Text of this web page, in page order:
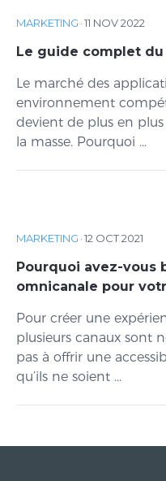
MARKETING ·11 NOV 2022
Le guide complet
Le marché des
environnement
devient de plus en
la masse. Pourquoi ...
MARKETING ·12 OCT 2021
Pourquoi avez-vous
omnicanale pour
Pour créer une
plusieurs canaux sont
pas à offrir une
qu’ils ne soient ...